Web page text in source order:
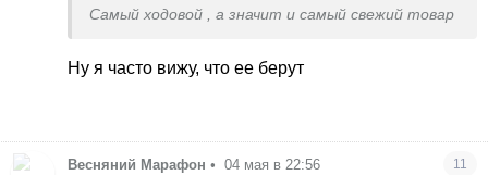
Самый ходовой , а значит и самый свежий товар
Ну я часто вижу, что ее берут
Весняний Марафон • 04 мая в 22:56 11